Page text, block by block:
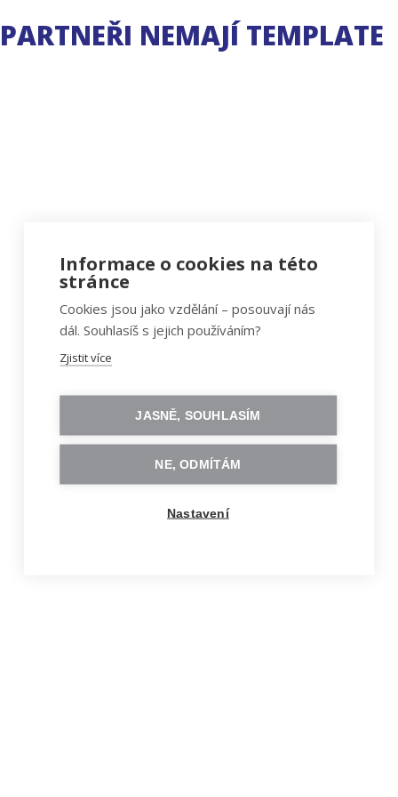
PARTNEŘI NEMAJÍ TEMPLATE
Informace o cookies na této
stránce
Cookies jsou jako vzdělání – posouvají nás
dál. Souhlasíš s jejich používáním?
Zjistit více
JASNĚ, SOUHLASÍM
NE, ODMÍTÁM
Nastavení